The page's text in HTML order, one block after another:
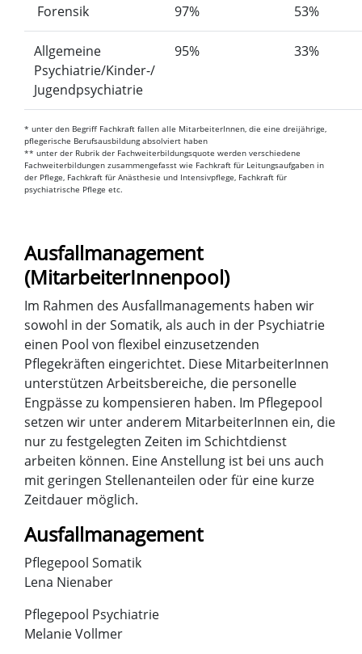
Forensik 97% 53%
Allgemeine
Psychiatrie/Kinder-/
Jugendpsychiatrie
95% 33%
* unter den Begriff Fachkraft fallen alle MitarbeiterInnen, die eine dreijährige,
pflegerische Berufsausbildung absolviert haben
** unter der Rubrik der Fachweiterbildungsquote werden verschiedene
Fachweiterbildungen zusammengefasst wie Fachkraft für Leitungsaufgaben in
der Pflege, Fachkraft für Anästhesie und Intensivpflege, Fachkraft für
psychiatrische Pflege etc.
Ausfallmanagement
(MitarbeiterInnenpool)
Im Rahmen des Ausfallmanagements haben wir
sowohl in der Somatik, als auch in der Psychiatrie
einen Pool von flexibel einzusetzenden
Pflegekräften eingerichtet. Diese MitarbeiterInnen
unterstützen Arbeitsbereiche, die personelle
Engpässe zu kompensieren haben. Im Pflegepool
setzen wir unter anderem MitarbeiterInnen ein, die
nur zu festgelegten Zeiten im Schichtdienst
arbeiten können. Eine Anstellung ist bei uns auch
mit geringen Stellenanteilen oder für eine kurze
Zeitdauer möglich.
Ausfallmanagement
Pflegepool Somatik
Lena Nienaber
Pflegepool Psychiatrie
Melanie Vollmer